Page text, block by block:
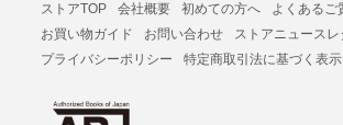
ストアTOP 会社概要 初めての方へ
よくあるご
お買い物ガイド
お問い合わせ
ストアニュースレ
プライバシーポリシー
特定商取引法に基づく表示